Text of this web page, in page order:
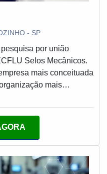
- SP
por união
Selos Mecânicos.
mais conceituada
mais
irá encontrar ótima
Selos Mecânicos foca
uma estrutura com
são realizadas as